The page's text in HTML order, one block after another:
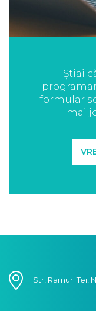
Știai
formular
mai
Str, Ramuri Tei,